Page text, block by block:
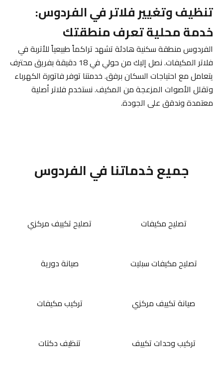
تنظيف وتغيير فلاتر في الفردوس:
خدمة محلية تعرف منطقتك
الفردوس منطقة سكنية هادئة تشهد تراكماً طبيعياً للأتربة في
فلاتر المكيفات. نصل إليك من حولي في 18 دقيقة بفريق محترف
يتعامل مع احتياجات السكان برفق. خدمتنا توفر فاتورة الكهرباء
وتقلل الأصوات المزعجة من المكيف. نستخدم فلاتر أصلية
معتمدة وندقق على الجودة.
جميع خدماتنا في الفردوس
تصليح مكيفات تصليح تكييف مركزي
تصليح مكيفات سبليت صيانة دورية
صيانة تكييف مركزي تركيب مكيفات
تركيب وحدات تكييف تنظيف دكتات